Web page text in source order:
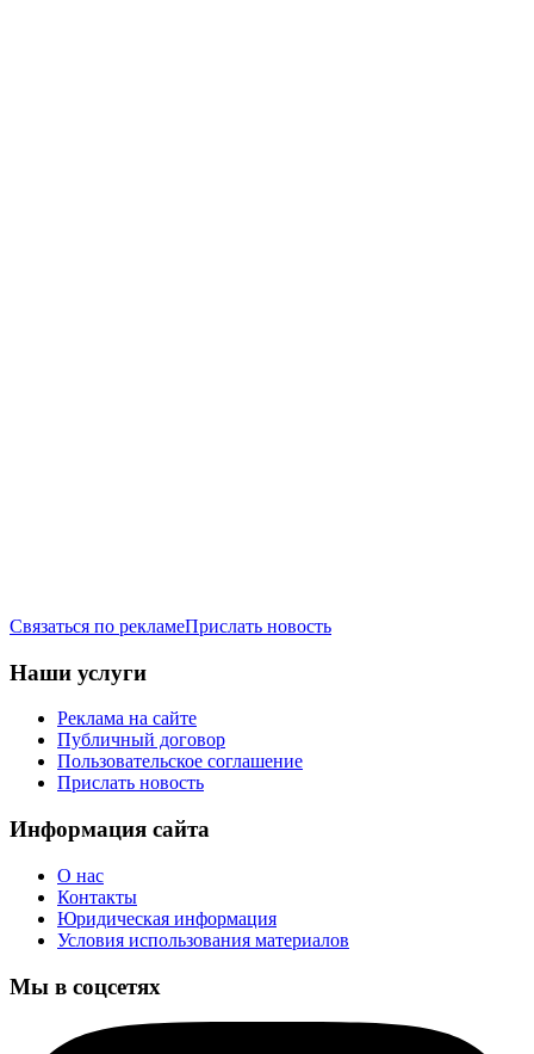
Связаться по рекламеПрислать новость
Наши услуги
Реклама на сайте
Публичный договор
Пользовательское соглашение
Прислать новость
Информация сайта
О нас
Контакты
Юридическая информация
Условия использования материалов
Мы в соцсетях